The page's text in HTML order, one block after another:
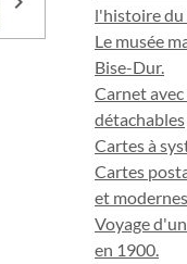
l'histoire du
Le musée
Bise-Dur.
Carnet
détachables
Cartes à
Cartes
et
Voyage
en 1900.